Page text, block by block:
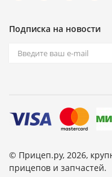
Подписка на новости
© Прицеп.ру, 2026,
прицепов и запчастей.